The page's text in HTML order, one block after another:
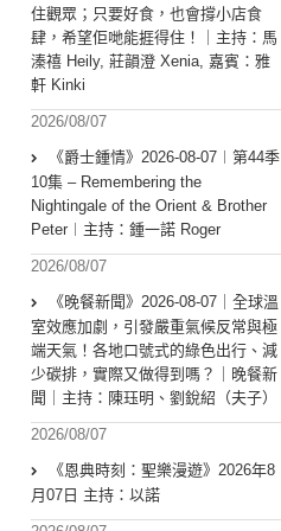
住觀眾；只要好食，也會撐小店食
肆，希望佢哋能捱得住！｜主持：馬
溱禧 Heily, 莊韻澄 Xenia, 嘉賓：雅
軒 Kinki
2026/08/07
《爵士鍾情》2026-08-07︱第44季
10集 – Remembering the
Nightingale of the Orient & Brother
Peter︱主持：鍾一諾 Roger
2026/08/07
《晚餐新聞》2026-08-07｜全球溫
室效應加劇，引發嚴重氣候反常與極
端天氣！各地口號式的綠色出行、減
少碳排，實際又做得到嗎？｜晚餐新
聞｜主持：陳珏明、劉銳紹（夫子）
2026/08/07
《恩典時刻：聖樂漫遊》2026年8
月07日 主持：以諾